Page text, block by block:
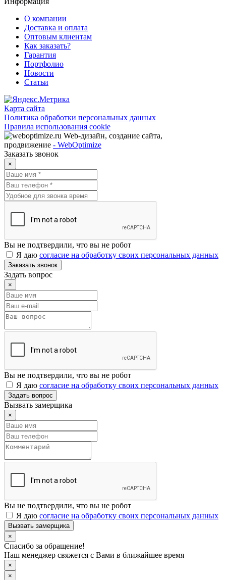
О компании
Доставка и оплата
Оптовым клиентам
Как заказать?
Гарантия
Портфолио
Новости
Статьи
Карта сайта
Политика обработки персональных данных
Правила использования cookie
Web-дизайн, создание сайта,
продвижение - WebOptimize
Заказать звонок
×
Вы не подтвердили, что вы не робот
Я даю согласие на обработку своих персональных данных
Заказать звонок
Задать вопрос
×
Вы не подтвердили, что вы не робот
Я даю согласие на обработку своих персональных данных
Задать вопрос
Вызвать замерщика
×
Вы не подтвердили, что вы не робот
Я даю согласие на обработку своих персональных данных
Вызвать замерщика
×
Спасибо за обращение!
Наш менеджер свяжется с Вами в ближайшее время
×
×